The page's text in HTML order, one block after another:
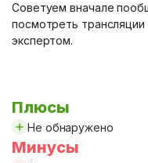
Советуем вначале
посмотреть
экспертом.
Плюсы
Не обнаружено
Минусы